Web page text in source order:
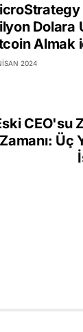
Dolara
Almak
2024
CEO'su
Üç